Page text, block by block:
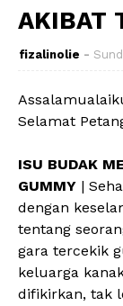
AKIBAT
fizalinolie
Selamat
ISU BUDAK
GUMMY |
dengan
tentang
gara tercekik
keluarga
difikirkan, tak